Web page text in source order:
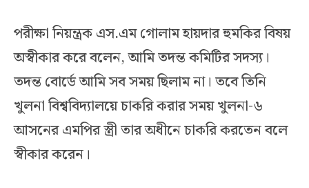
পরীক্ষা নিয়ন্ত্রক এস.এম গোলাম হায়দার হুমকির বিষয়
অস্বীকার করে বলেন, আমি তদন্ত কমিটির সদস্য।
তদন্ত বোর্ডে আমি সব সময় ছিলাম না। তবে তিনি
খুলনা বিশ্ববিদ্যালয়ে চাকরি করার সময় খুলনা-৬
আসনের এমপির স্ত্রী তার অধীনে চাকরি করতেন বলে
স্বীকার করেন।